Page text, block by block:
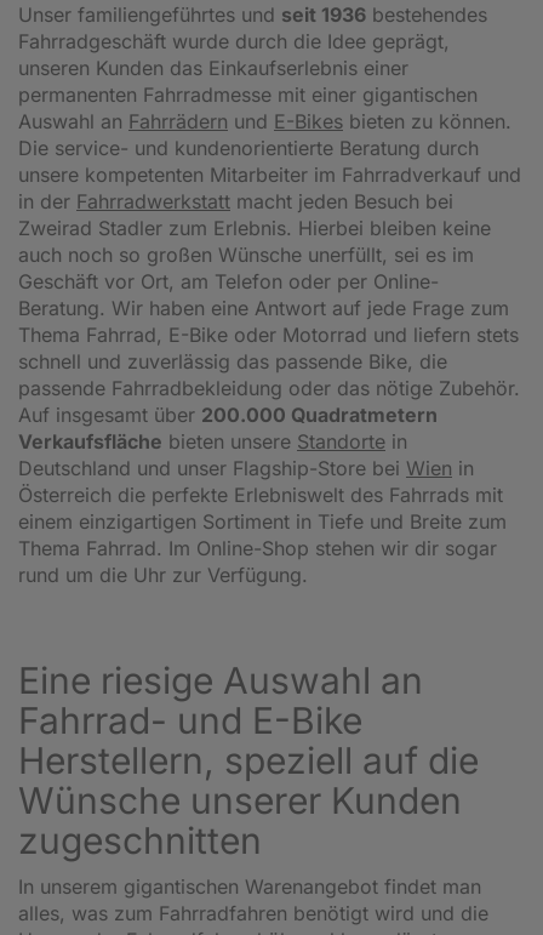
Unser familiengeführtes und seit 1936 bestehendes
Fahrradgeschäft wurde durch die Idee geprägt,
unseren Kunden das Einkaufserlebnis einer
permanenten Fahrradmesse mit einer gigantischen
Auswahl an Fahrrädern und E-Bikes bieten zu können.
Die service- und kundenorientierte Beratung durch
unsere kompetenten Mitarbeiter im Fahrradverkauf und
in der Fahrradwerkstatt macht jeden Besuch bei
Zweirad Stadler zum Erlebnis. Hierbei bleiben keine
auch noch so großen Wünsche unerfüllt, sei es im
Geschäft vor Ort, am Telefon oder per Online-
Beratung. Wir haben eine Antwort auf jede Frage zum
Thema Fahrrad, E-Bike oder Motorrad und liefern stets
schnell und zuverlässig das passende Bike, die
passende Fahrradbekleidung oder das nötige Zubehör.
Auf insgesamt über 200.000 Quadratmetern
Verkaufsfläche bieten unsere Standorte in
Deutschland und unser Flagship-Store bei Wien in
Österreich die perfekte Erlebniswelt des Fahrrads mit
einem einzigartigen Sortiment in Tiefe und Breite zum
Thema Fahrrad. Im Online-Shop stehen wir dir sogar
rund um die Uhr zur Verfügung.
Eine riesige Auswahl an
Fahrrad- und E-Bike
Herstellern, speziell auf die
Wünsche unserer Kunden
zugeschnitten
In unserem gigantischen Warenangebot findet man
alles, was zum Fahrradfahren benötigt wird und die